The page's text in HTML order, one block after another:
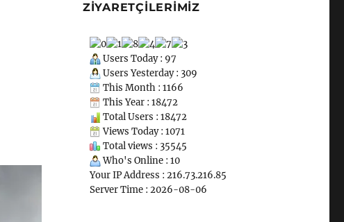
ZIYARETÇILERIMIZ
Users Today : 97
Users Yesterday : 309
This Month : 1166
This Year : 18472
Total Users : 18472
Views Today : 1071
Total views : 35545
Who's Online : 10
Your IP Address : 216.73.216.85
Server Time : 2026-08-06